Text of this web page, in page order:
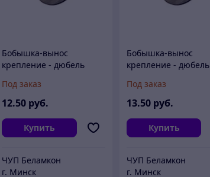
Бобышка-вынос
крепление - дюбель
Под заказ
12.50 руб.
Купить
ЧУП Беламкон
г. Минск
Бобышка-вынос
крепление - дюбель
Под заказ
13.50 руб.
Купить
ЧУП Беламкон
г. Минск